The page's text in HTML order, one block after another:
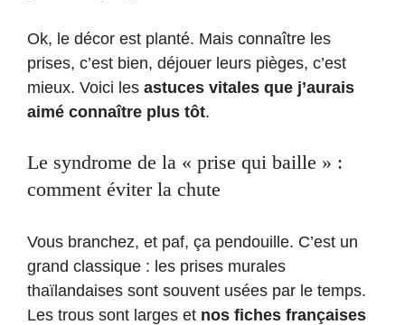
Ok, le décor est planté. Mais connaître les
prises, c’est bien, déjouer leurs pièges, c’est
mieux. Voici les astuces vitales que j’aurais
aimé connaître plus tôt.
Le syndrome de la « prise qui baille » :
comment éviter la chute
Vous branchez, et paf, ça pendouille. C’est un
grand classique : les prises murales
thaïlandaises sont souvent usées par le temps.
Les trous sont larges et nos fiches françaises